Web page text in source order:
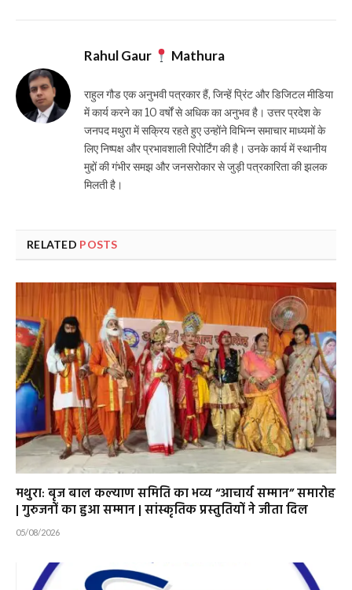
Rahul Gaur Mathura
राहुल गौड एक अनुभवी पत्रकार हैं, जिन्हें प्रिंट और डिजिटल मीडिया
में कार्य करने का 10 वर्षों से अधिक का अनुभव है। उत्तर प्रदेश के
जनपद मथुरा में सक्रिय रहते हुए उन्होंने विभिन्न समाचार माध्यमों के
लिए निष्पक्ष और प्रभावशाली रिपोर्टिंग की है। उनके कार्य में स्थानीय
मुद्दों की गंभीर समझ और जनसरोकार से जुड़ी पत्रकारिता की झलक
मिलती है।
RELATED POSTS
मथुरा: बृज बाल कल्याण समिति का भव्य “आचार्य सम्मान” समारोह
| गुरुजनों का हुआ सम्मान | सांस्कृतिक प्रस्तुतियों ने जीता दिल
05/08/2026